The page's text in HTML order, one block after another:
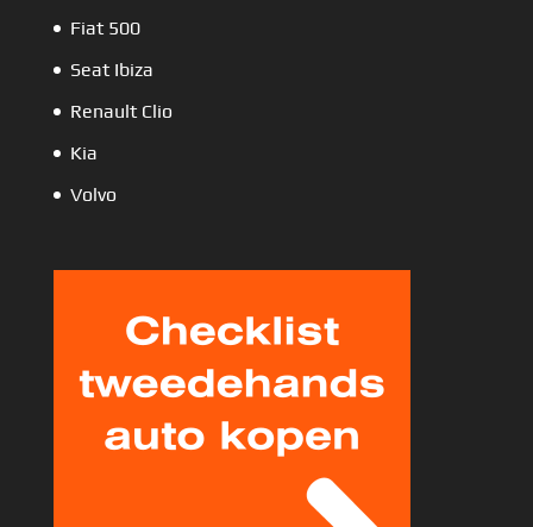
Fiat 500
Seat Ibiza
Renault Clio
Kia
Volvo